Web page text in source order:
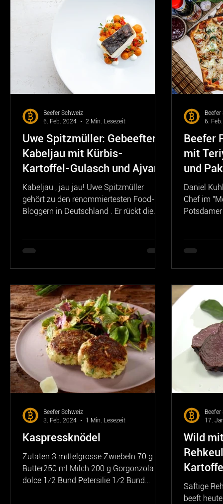
Uwe Spitzmüller: Gebeefter
Kabeljau mit Kürbis-
Kartoffel-Gulasch und Ajvar
Kabeljau , jau jau! Uwe Spitzmüller
gehört zu den renommiertesten Food-
Bloggern in Deutschland . Er rückt die
Beefer Schweiz
6. Feb. 2024
2 Min. Lesezeit
Beefer
mit
und
Daniel
Chef im
6.
Kaspressknödel
Zutaten 3 mittelgrosse Zwiebeln 70 g
Butter250 ml Milch 200 g Gorgonzola
dolce 1⁄2 Bund Petersilie 1⁄2 Bund
Beefer Schweiz
3. Feb. 2024
1 Min. Lesezeit
Wild
Saftige
beeft
17.